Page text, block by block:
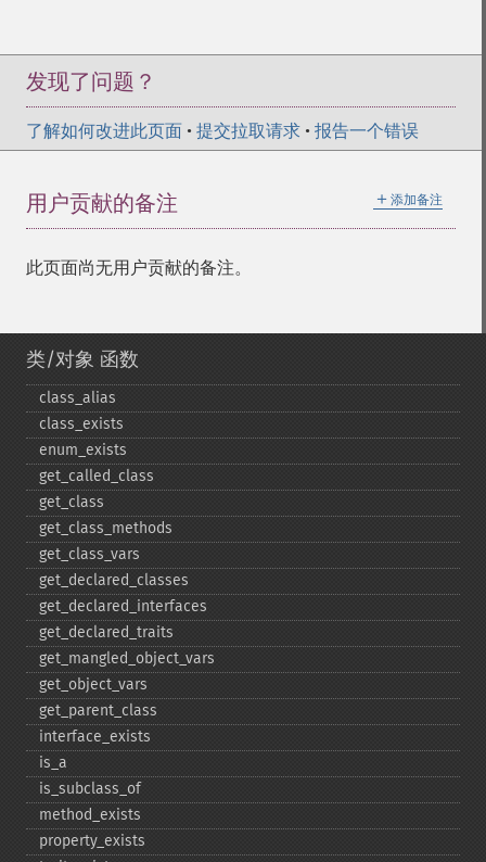
发现了问题？
了解如何改进此页面 • 提交拉取请求 • 报告一个错误
＋ 添加备注
用户贡献的备注
此页面尚无用户贡献的备注。
类/对象 函数
class_​alias
class_​exists
enum_​exists
get_​called_​class
get_​class
get_​class_​methods
get_​class_​vars
get_​declared_​classes
get_​declared_​interfaces
get_​declared_​traits
get_​mangled_​object_​vars
get_​object_​vars
get_​parent_​class
interface_​exists
is_​a
is_​subclass_​of
method_​exists
property_​exists